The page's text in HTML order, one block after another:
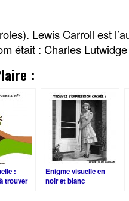
Lewis Carroll est
était : Charles
:
:
trouver
Enigme visuelle en
noir et blanc